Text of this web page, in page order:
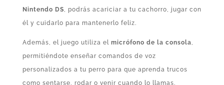
Nintendo DS , podrás acariciar a tu cachorro, jugar con
él y cuidarlo para mantenerlo feliz.
Además, el juego utiliza el micrófono de la consola
permitiéndote enseñar comandos de voz
personalizados a tu perro para que aprenda trucos
como sentarse, rodar o venir cuando lo llamas.